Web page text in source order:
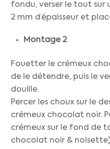
fondu, verser le tout sur
2 mm d’épaisseur et
Montage 2
Fouetter le crémeux
de le détendre, puis le
douille.
Percer les choux sur le
crémeux chocolat noir.
crémeux sur le fond de
chocolat noir &